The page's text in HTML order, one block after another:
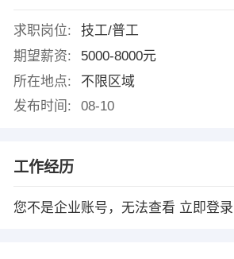
求职岗位:
技工/普工
期望薪资:
5000-8000元
所在地点:
不限区域
发布时间:
08-10
工作经历
您不是企业账号，无法查看 立即登录